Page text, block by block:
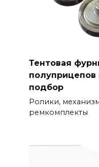
Тентовая
подбор
Ролики,
ремкомплекты